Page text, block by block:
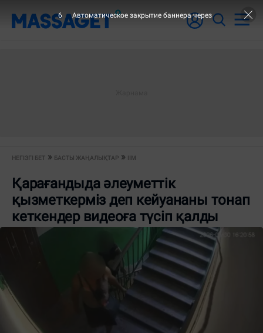
НЕГІЗГІ БЕТ БАСТЫ ЖАҢАЛЫҚТАР ІІМ
Қарағандыда әлеуметтік
қызметкерміз деп кейуананы тонап
кеткендер видеоға түсіп қалды
6 Автоматическое закрытие баннера через